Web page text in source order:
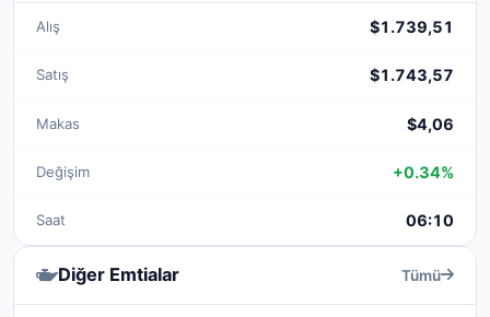
Alış $1.739,51
Satış $1.743,57
Makas $4,06
Değişim +0.34%
Saat 06:10
Diğer Emtialar Tümü